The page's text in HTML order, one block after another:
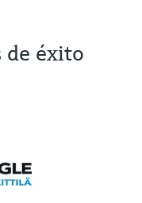
de éxito